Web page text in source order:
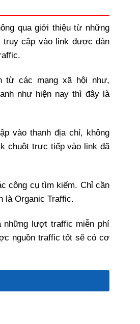
qua giới thiệu từ những
truy cập vào link được dán
từ các mạng xã hội như,
như hiện nay thì đây là
vào thanh địa chỉ, không
chuột trực tiếp vào link đã
công cụ tìm kiếm. Chỉ cần
là Organic Traffic.
lượt traffic miễn phí
nguồn traffic tốt sẽ có cơ